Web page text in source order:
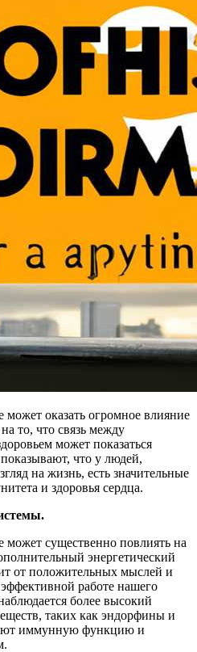
оказать огромное влияние
то, что связь между
может показаться
что у людей,
на жизнь, есть значительные
и здоровья сердца.
существенно повлиять на
энергетический
от положительных мыслей и
работе нашего
более высокий
таких как эндорфины и
иммунную функцию и